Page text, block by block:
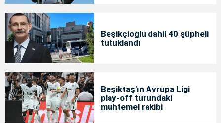
Beşikçioğlu dahil 40 şüpheli
tutuklandı
Beşiktaş'ın Avrupa Ligi
play-off turundaki
muhtemel rakibi